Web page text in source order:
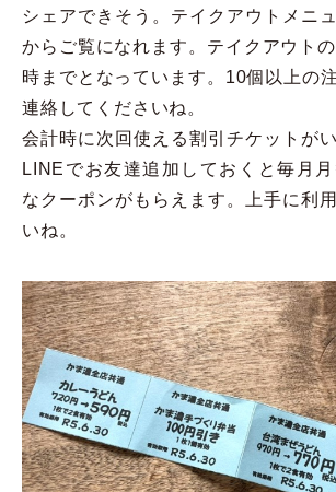
シェアできそう。テイクアウトメニ
からご覧になれます。テイクアウト
時までとなっています。10個以上の
連絡してくださいね。
会計時に次回使える割引チケットが
LINEでお友達追加しておくと毎月
なクーポンがもらえます。上手に利
いね。